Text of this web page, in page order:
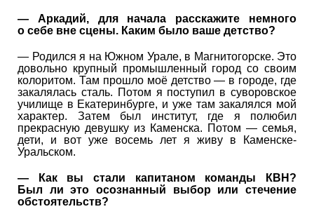
— Аркадий, для начала расскажите немного
о себе вне сцены. Каким было ваше детство?
— Родился я на Южном Урале, в Магнитогорске. Это
довольно крупный промышленный город со своим
колоритом. Там прошло моё детство — в городе, где
закалялась сталь. Потом я поступил в суворовское
училище в Екатеринбурге, и уже там закалялся мой
характер. Затем был институт, где я полюбил
прекрасную девушку из Каменска. Потом — семья,
дети, и вот уже восемь лет я живу в Каменске-
Уральском.
— Как вы стали капитаном команды КВН?
Был ли это осознанный выбор или стечение
обстоятельств?